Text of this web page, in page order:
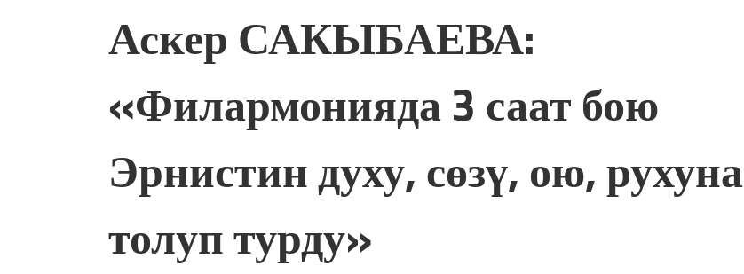
Аскер САКЫБАЕВА:
«Филармонияда 3 саат бою
Эрнистин духу, сөзү, ою, рухуна
толуп турду»